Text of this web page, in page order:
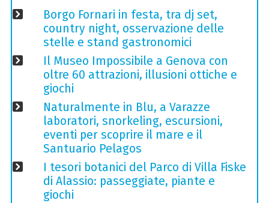
Borgo Fornari in festa, tra dj set,
country night, osservazione delle
stelle e stand gastronomici
Il Museo Impossibile a Genova con
oltre 60 attrazioni, illusioni ottiche e
giochi
Naturalmente in Blu, a Varazze
laboratori, snorkeling, escursioni,
eventi per scoprire il mare e il
Santuario Pelagos
I tesori botanici del Parco di Villa Fiske
di Alassio: passeggiate, piante e
giochi